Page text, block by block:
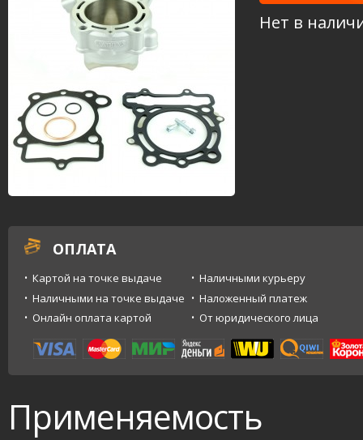
Нет в
ОПЛАТА
Картой на точке выдаче
Наличными курьеру
Наличными на точке выдаче
Наложенный платеж
Онлайн оплата картой
От юридического лица
Применяемость